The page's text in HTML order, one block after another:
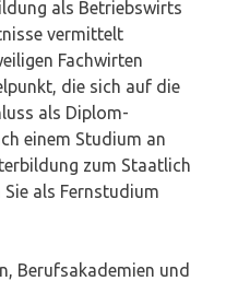
als Betriebswirts
vermittelt
Fachwirten
die sich auf die
als Diplom-
einem Studium an
zum Staatlich
als Fernstudium
Berufsakademien und